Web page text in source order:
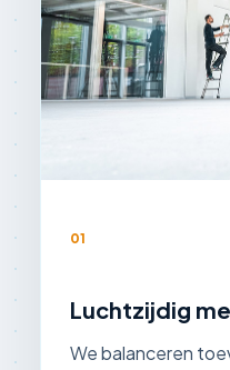
01
Luchtzijdig
We balanceren